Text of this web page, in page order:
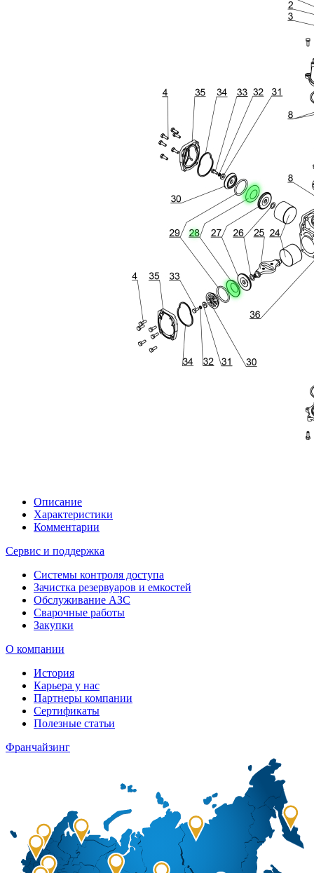
Описание
Характеристики
Комментарии
Сервис и поддержка
Системы контроля доступа
Зачистка резервуаров и емкостей
Обслуживание АЗС
Сварочные работы
Закупки
О компании
История
Карьера у нас
Партнеры компании
Сертификаты
Полезные статьи
Франчайзинг